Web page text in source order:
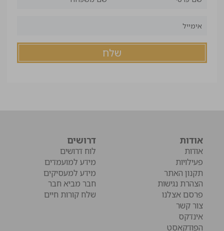
אודות
אודות
פעילויות
תקנון האתר
הצהרת נגישות
פרסם אצלנו
צור קשר
אינדקס
הפודקאסט
דרושים
לוח דרושים
מידע למועמדים
מידע למעסיקים
חבר מביא חבר
שלח קורות חיים